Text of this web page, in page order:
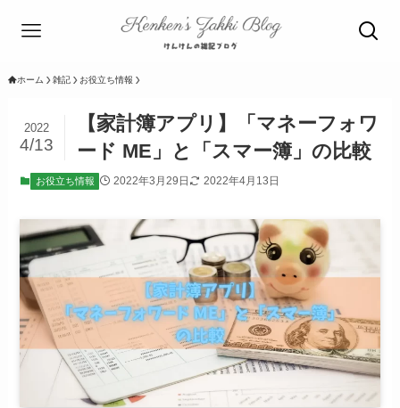
ホーム 雑記 お役立ち情報
【家計簿アプリ】「マネーフォワ
ード ME」と「スマー簿」の比較
2022
4/13
お役立ち情報 2022年3月29日 2022年4月13日